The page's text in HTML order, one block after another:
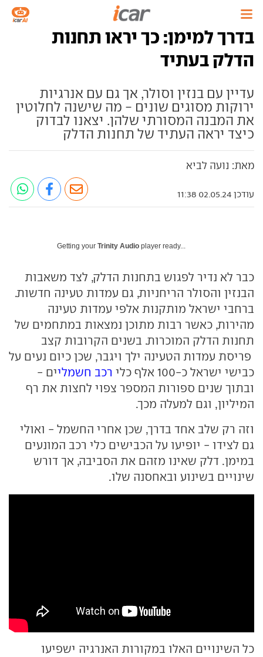
בדרך למימן: כך יראו תחנות
הדלק בעתיד
עדיין עם בנזין וסולר, אך גם עם אנרגיות
ירוקות מסוגים שונים - מה שישנה לחלוטין
את המבנה המסורתי שלהן. יצאנו לבדוק
כיצד יראה העתיד של תחנות הדלק
מאת: נועה לביא
עודכן 02.05.24 11:38
Getting your Trinity Audio player ready...
כבר לא נדיר לפגוש בתחנות הדלק, לצד משאבות
הבנזין והסולר הריחניות, גם עמדות טעינה חדשות.
ברחבי ישראל מותקנות אלפי עמדות טעינה
מהירות, כאשר רבות מתוכן נמצאות במתחמים של
תחנות הדלק המוכרות. בשנים הקרובות קצב
פריסת עמדות הטעינה ילך ויגבר, שכן כיום נעים על
כבישי ישראל כ-100 אלף כלי
רכב חשמליים -
ובתוך שנים ספורות המספר צפוי לחצות את רף
המיליון, וגם למעלה מכך.
וזה רק שלב אחד בדרך, שכן אחרי החשמל - ואולי
גם לצידו - יופיעו על הכבישים כלי רכב המונעים
במימן. דלק שאינו מזהם את הסביבה, אך דורש
שינויים בשינוע ובאחסנה שלו.
כל השינויים האלו במקורות האנרגיה ישפיעו